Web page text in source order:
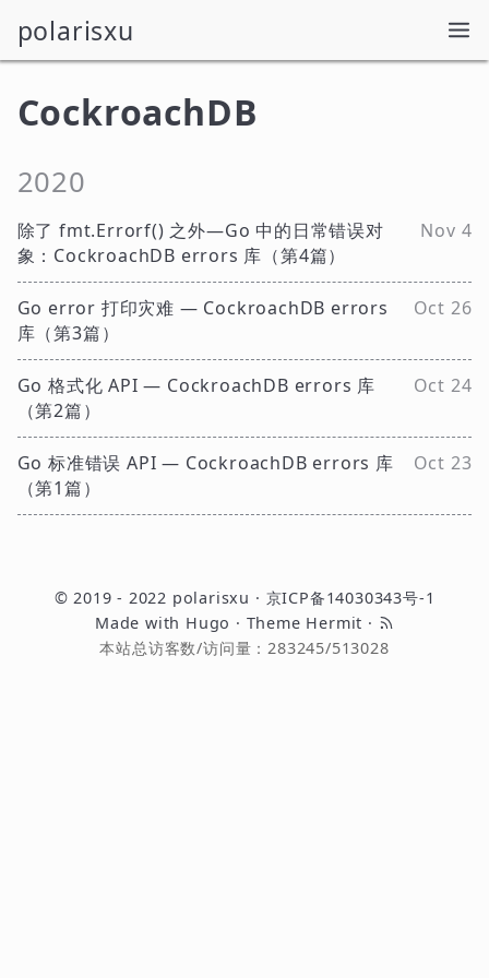
polarisxu
CockroachDB
2020
除了 fmt.Errorf() 之外—Go 中的日常错误对
象：CockroachDB errors 库（第4篇）
Nov 4
Go error 打印灾难 — CockroachDB errors
库（第3篇）
Oct 26
Go 格式化 API — CockroachDB errors 库
（第2篇）
Oct 24
Go 标准错误 API — CockroachDB errors 库
（第1篇）
Oct 23
© 2019 - 2022 polarisxu · 京ICP备14030343号-1
Made with Hugo · Theme Hermit ·
本站总访客数/访问量：283245/513028